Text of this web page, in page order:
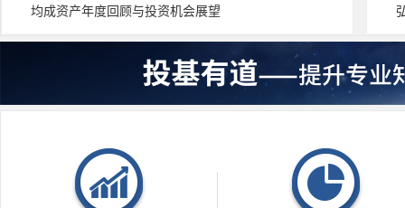
均成资产年度回顾与投资机会展望